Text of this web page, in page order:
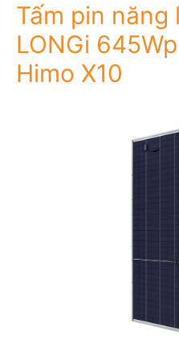
Tấm pin
LONGi
Himo X10